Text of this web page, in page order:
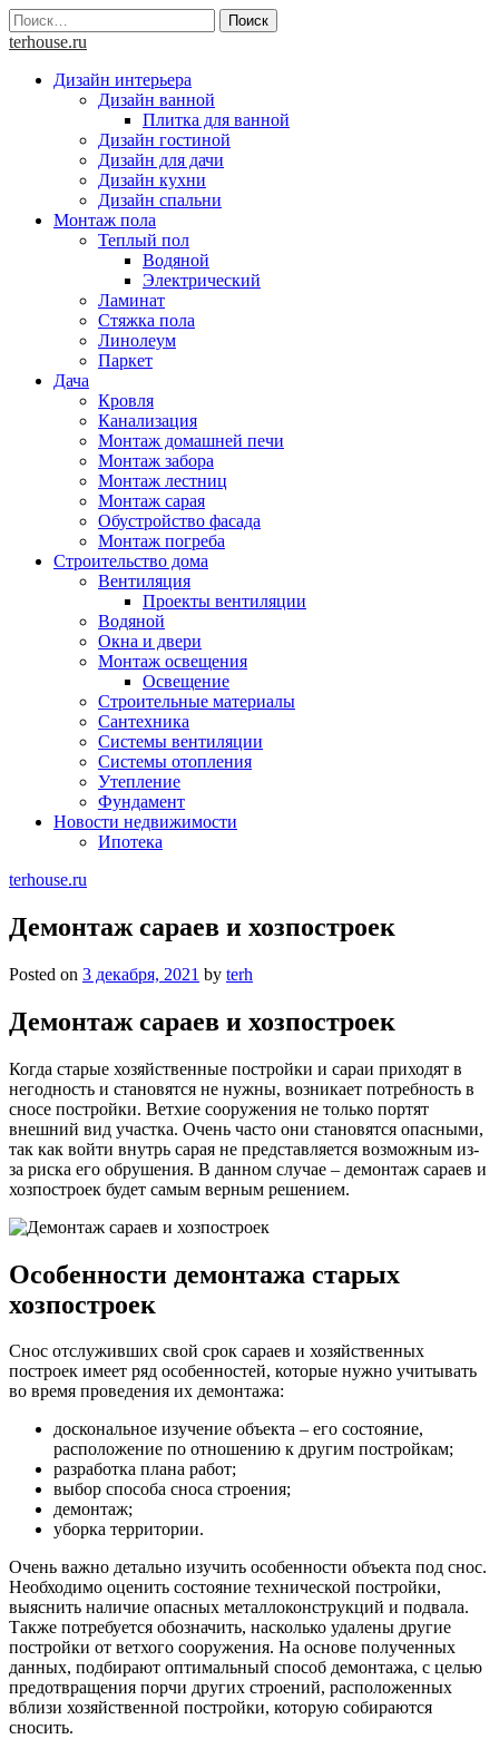
Skip
to
Найти:
terhouse.ru
Дизайн интерьера
Дизайн ванной
Плитка для ванной
Дизайн гостиной
Дизайн для дачи
Дизайн кухни
Дизайн спальни
Монтаж пола
Теплый пол
Водяной
Электрический
Ламинат
Стяжка пола
Линолеум
Паркет
Дача
Кровля
Канализация
Монтаж домашней печи
Монтаж забора
Монтаж лестниц
Монтаж сарая
Обустройство фасада
Монтаж погреба
Строительство дома
Вентиляция
Проекты вентиляции
Водяной
Окна и двери
Монтаж освещения
Освещение
Строительные материалы
Сантехника
Системы вентиляции
Системы отопления
Утепление
Фундамент
Новости недвижимости
Ипотека
terhouse.ru
Демонтаж сараев и хозпостроек
Posted on 3 декабря, 2021 by terh
Демонтаж сараев и хозпостроек
Когда старые хозяйственные постройки и сараи приходят в
негодность и становятся не нужны, возникает потребность в
сносе постройки. Ветхие сооружения не только портят
внешний вид участка. Очень часто они становятся опасными,
так как войти внутрь сарая не представляется возможным из-
за риска его обрушения. В данном случае – демонтаж сараев и
хозпостроек будет самым верным решением.
Особенности демонтажа старых
хозпостроек
Снос отслуживших свой срок сараев и хозяйственных
построек имеет ряд особенностей, которые нужно учитывать
во время проведения их демонтажа:
доскональное изучение объекта – его состояние,
расположение по отношению к другим постройкам;
разработка плана работ;
выбор способа сноса строения;
демонтаж;
уборка территории.
Очень важно детально изучить особенности объекта под снос.
Необходимо оценить состояние технической постройки,
выяснить наличие опасных металлоконструкций и подвала.
Также потребуется обозначить, насколько удалены другие
постройки от ветхого сооружения. На основе полученных
данных, подбирают оптимальный способ демонтажа, с целью
предотвращения порчи других строений, расположенных
вблизи хозяйственной постройки, которую собираются
сносить.